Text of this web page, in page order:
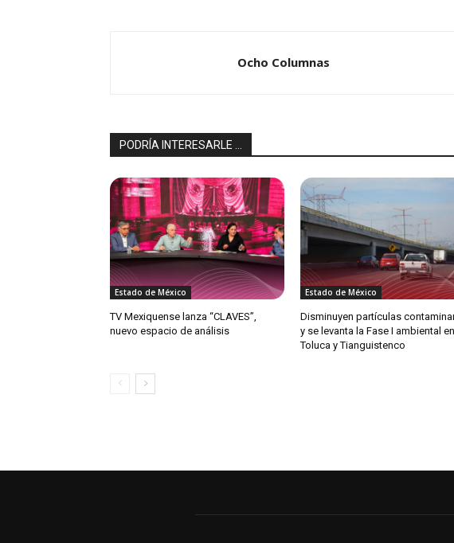
Ocho Columnas
PODRÍA INTERESARLE ...
Estado de México
TV Mexiquense lanza “CLAVES”,
nuevo espacio de análisis
Estado de México
Disminuyen partículas
y se levanta la Fase I ambiental en
Toluca y Tianguistenco